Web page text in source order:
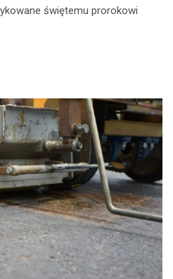
świętemu prorokowi